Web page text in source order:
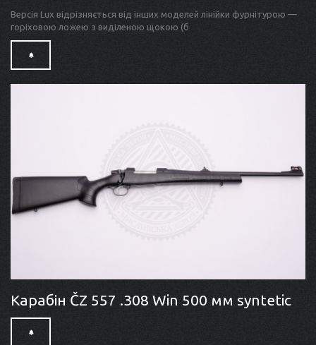
Версія Lux відрізняється від інших моделей лінійки фурнітурою —
горіховою ложею з виділеною щокою (б
Карабін ČZ 557 .308 Win 500 мм syntetic